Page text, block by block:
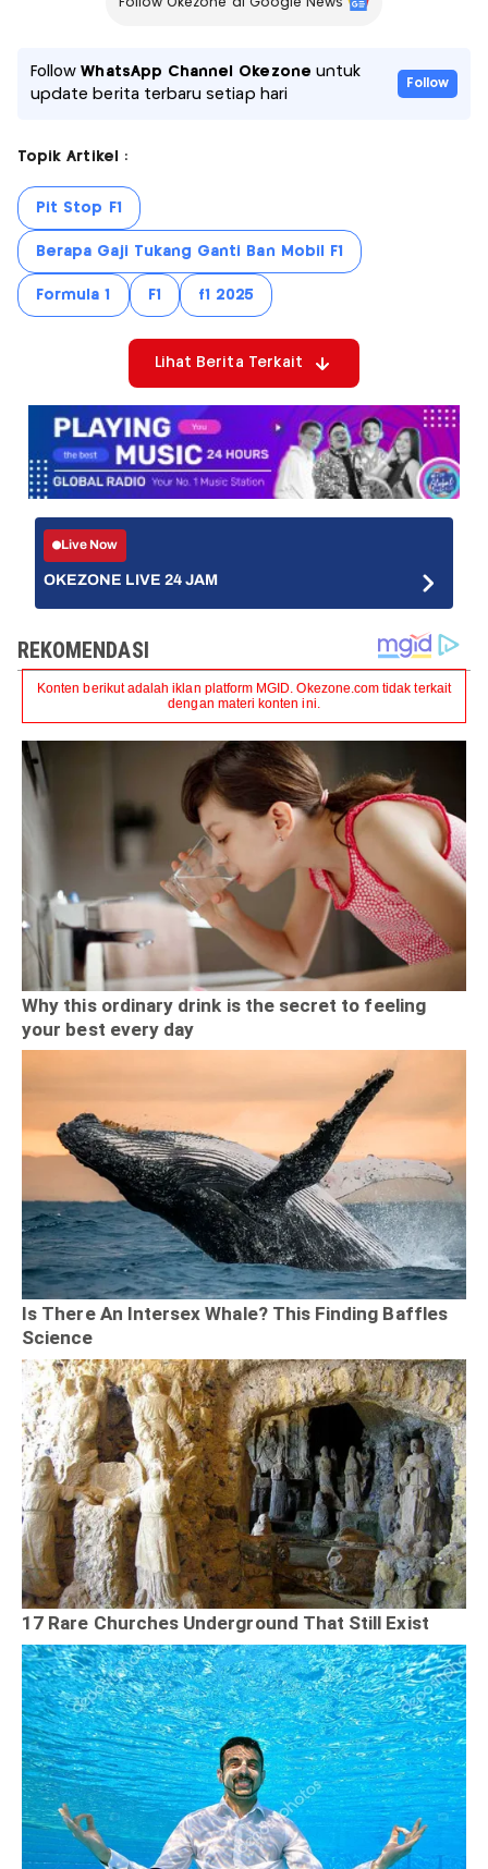
Follow Okezone di Google News
FollowWhatsApp Channel Okezone untuk
update berita terbaru setiap hari
Follow
Topik Artikel :
Pit Stop F1
Berapa Gaji Tukang Ganti Ban Mobil F1
Formula 1 F1 f1 2025
Lihat Berita Terkait
Live Now
OKEZONE LIVE 24 JAM